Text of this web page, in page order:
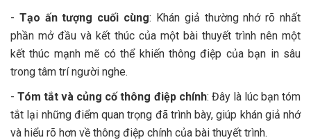
11. Cách kết thúc bài thuyết trình bằng cách gây sợ
sệt
12. Đưa ra những lựa chọn khác nhau
13. Gửi lời cảm ơn và ghi nhận sự đóng góp của mọi
người
- Tạo ấn tượng cuối cùng: Khán giả thường nhớ rõ nhất
phần mở đầu và kết thúc của một bài thuyết trình nên một
kết thúc mạnh mẽ có thể khiến thông điệp của bạn in sâu
trong tâm trí người nghe.
- Tóm tắt và củng cố thông điệp chính: Đây là lúc bạn tóm
tắt lại những điểm quan trọng đã trình bày, giúp khán giả nhớ
và hiểu rõ hơn về thông điệp chính của bài thuyết trình.